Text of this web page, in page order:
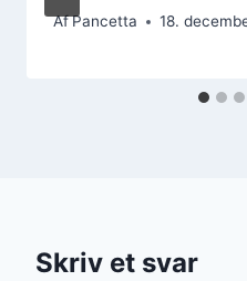
AfPancetta 18.
Skriv et svar